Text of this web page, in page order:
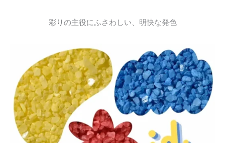
彩りの主役にふさわしい、明快な発色